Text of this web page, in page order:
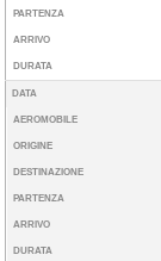
PARTENZA
ARRIVO
DURATA
DATA
AEROMOBILE
ORIGINE
DESTINAZIONE
PARTENZA
ARRIVO
DURATA